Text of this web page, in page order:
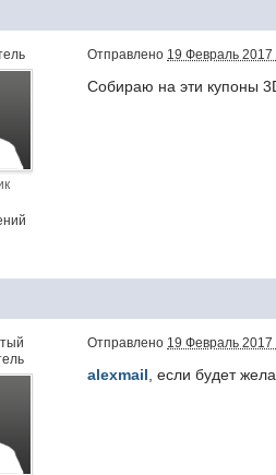
Отправлено 19 Февраль 2017
Собираю на эти купоны
Отправлено 19 Февраль 2017
alexmail , если будет